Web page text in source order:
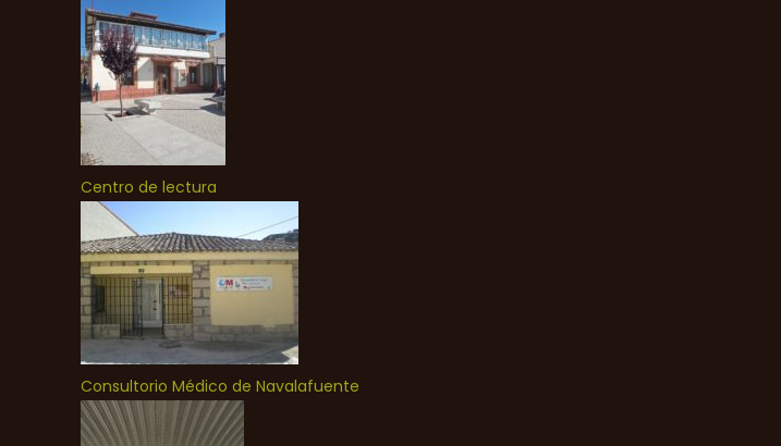
Centro de lectura
Consultorio Médico de Navalafuente